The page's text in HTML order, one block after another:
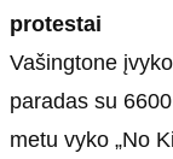
protestai
Vašingtone
paradas su
metu vyko „No